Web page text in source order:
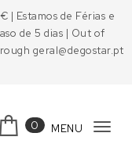
| Estamos de Férias e
de 5 dias | Out of
geral@degostar.pt
0 MENU